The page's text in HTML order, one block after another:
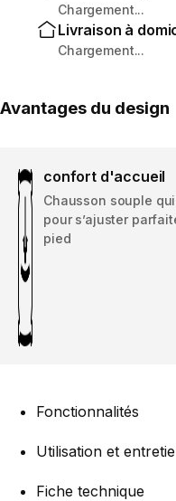
Chargement...
Livraison à
Chargement...
Avantages du design
confort d'accueil
Chausson souple qui
pour s’ajuster
pied
Fonctionnalités
Utilisation et
Fiche technique